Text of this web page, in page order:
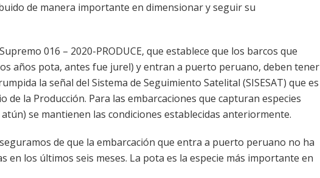
de manera importante en dimensionar y seguir su
016 – 2020-PRODUCE, que establece que los barcos que
años pota, antes fue jurel) y entran a puerto peruano, deben tener
la señal del Sistema de Seguimiento Satelital (SISESAT) que es
la Producción. Para las embarcaciones que capturan especies
se mantienen las condiciones establecidas anteriormente.
de que la embarcación que entra a puerto peruano no ha
en los últimos seis meses. La pota es la especie más importante en